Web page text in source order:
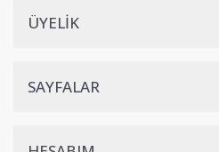
ÜYELİK
SAYFALAR